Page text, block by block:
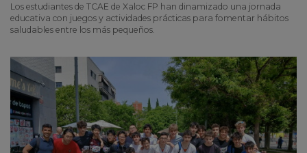
Los estudiantes de TCAE de Xaloc FP han dinamizado una jornada
educativa con juegos y actividades prácticas para fomentar hábitos
saludables entre los más pequeños.